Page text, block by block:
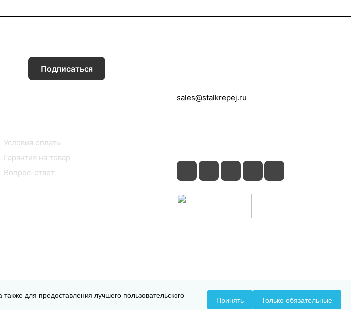
Подписаться
Условия оплаты
Гарантия на товар
Вопрос-ответ
sales@stalkrepej.ru
Конфиденциальность Оферта
для предоставления лучшего пользовательского
Принять Только обязательные